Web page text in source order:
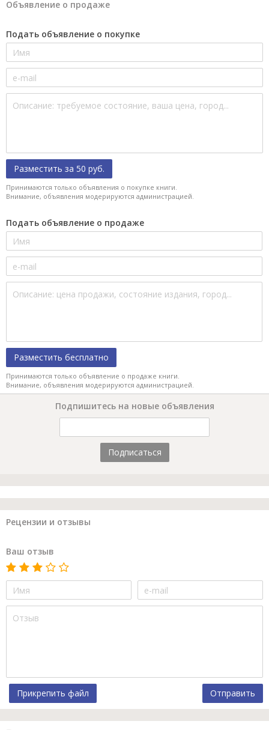
Объявление о продаже
Подать объявление о покупке
Разместить за 50 руб.
Принимаются только объявления о покупке книги.
Внимание, объявления модерируются администрацией.
Подать объявление о продаже
Разместить бесплатно
Принимаются только объявление о продаже книги.
Внимание, объявления модерируются администрацией.
Подпишитесь на новые объявления
Подписаться
Рецензии и отзывы
Ваш отзыв
Прикрепить файл Отправить